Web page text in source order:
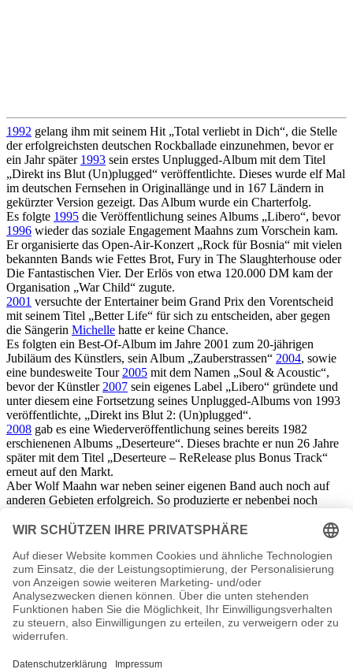
1992 gelang ihm mit seinem Hit „Total verliebt in Dich“, die Stelle
der erfolgreichsten deutschen Rockballade einzunehmen, bevor er
ein Jahr später 1993 sein erstes Unplugged-Album mit dem Titel
„Direkt ins Blut (Un)plugged“ veröffentlichte. Dieses wurde elf Mal
im deutschen Fernsehen in Originallänge und in 167 Ländern in
gekürzter Version gezeigt. Das Album wurde ein Charterfolg.
Es folgte 1995 die Veröffentlichung seines Albums „Libero“, bevor
1996 wieder das soziale Engagement Maahns zum Vorschein kam.
Er organisierte das Open-Air-Konzert „Rock für Bosnia“ mit vielen
bekannten Bands wie Fettes Brot, Fury in The Slaughterhouse oder
Die Fantastischen Vier. Der Erlös von etwa 120.000 DM kam der
Organisation „War Child“ zugute.
2001 versuchte der Entertainer beim Grand Prix den Vorentscheid
mit seinem Titel „Better Life“ für sich zu entscheiden, aber gegen
die Sängerin Michelle hatte er keine Chance.
Es folgten ein Best-Of-Album im Jahre 2001 zum 20-jährigen
Jubiläum des Künstlers, sein Album „Zauberstrassen“ 2004, sowie
eine bundesweite Tour 2005 mit dem Namen „Soul & Acoustic“,
bevor der Künstler 2007 sein eigenes Label „Libero“ gründete und
unter diesem eine Fortsetzung seines Unplugged-Albums von 1993
veröffentlichte, „Direkt ins Blut 2: (Un)plugged“.
2008 gab es eine Wiederveröffentlichung seines bereits 1982
erschienenen Albums „Deserteure“. Dieses brachte er nun 26 Jahre
später mit dem Titel „Deserteure – ReRelease plus Bonus Track“
erneut auf den Markt.
Aber Wolf Maahn war neben seiner eigenen Band auch noch auf
anderen Gebieten erfolgreich. So produzierte er nebenbei noch
Lage, um eine kleine Auswahl zu nennen. Ebenfalls hat der Musiker
und lieferte für die Tatort-Folge „Der Mörder und der Prinz“ (1992)
ein Lied aus seiner Feder. 1991 steuerte er bei der ARD-Serie „Leo
und Charlotte“ das Titellied „100 000 Meilen“ und die szenische
Musik bei.